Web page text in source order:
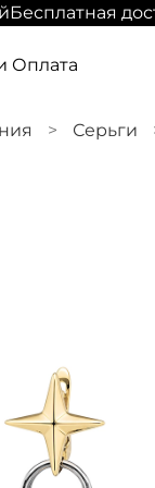
Бесплатная
Оплата
Серьги